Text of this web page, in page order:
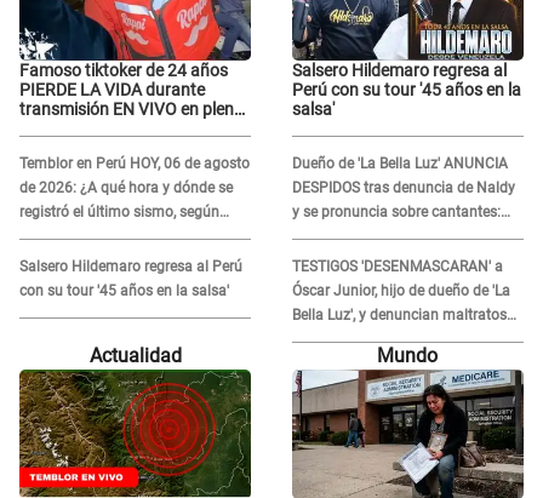
Famoso tiktoker de 24 años
PIERDE LA VIDA durante
transmisión EN VIVO en plena
Temblor en Perú HOY, 06 de agosto
de 2026: ¿A qué hora y dónde se
registró el último sismo, según
IGP?
Salsero Hildemaro regresa al Perú
con su tour '45 años en la salsa'
Salsero Hildemaro regresa al
Perú con su tour '45 años en la
salsa'
Dueño de 'La Bella Luz' ANUNCIA
DESPIDOS tras denuncia de Naldy
y se pronuncia sobre cantantes:
"Mis chicas están siendo
vulneradas"
TESTIGOS 'DESENMASCARAN' a
Óscar Junior, hijo de dueño de 'La
Bella Luz', y denuncian maltratos
en la orquesta: "Los humilla..."
Actualidad Mundo